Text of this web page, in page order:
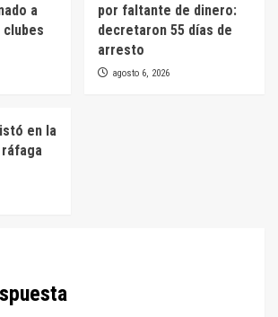
a
por faltante de dinero:
decretaron 55 días de
arresto
agosto 6, 2026
en la